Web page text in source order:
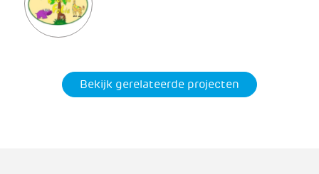
Bekijk gerelateerde projecten